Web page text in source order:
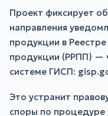
Проект фиксирует
направления
продукции в
продукции (РРПП) —
системе ГИСП:
Это устранит
споры по процедуре